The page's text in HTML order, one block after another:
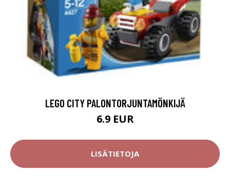
LEGO CITY PALONTORJUNTAMÖNKIJÄ
6.9 EUR
LISÄTIETOJA